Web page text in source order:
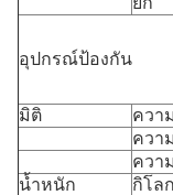
อุปกรณ์ป้องกัน
มิติ
ควา
ควา
ควา
น้ำหนัก
กิโล